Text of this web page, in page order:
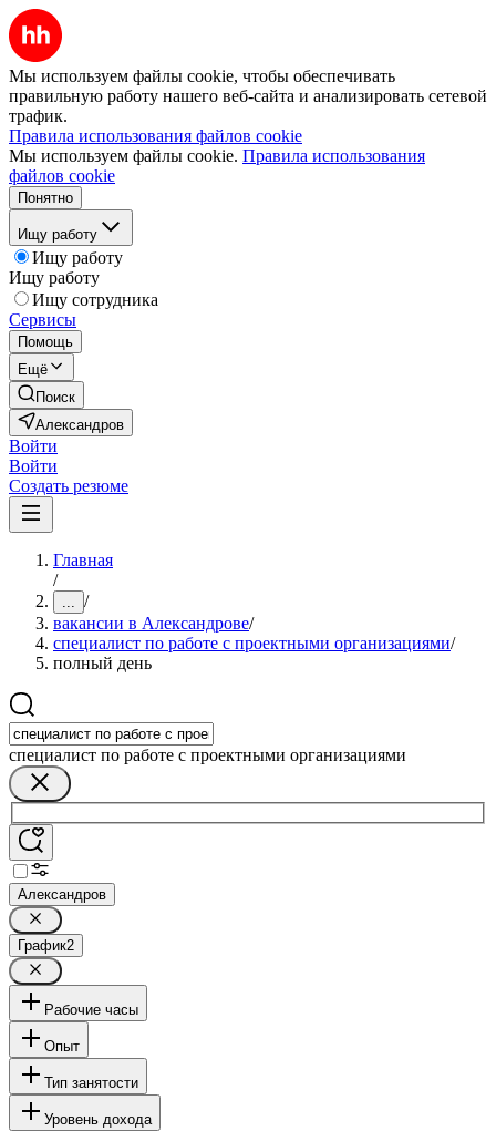
Мы используем файлы cookie, чтобы обеспечивать
правильную работу нашего веб-сайта и анализировать сетевой
трафик.
Правила использования файлов cookie
Мы используем файлы cookie. Правила использования
файлов cookie
Понятно
Ищу работу
Ищу работу
Ищу работу
Ищу сотрудника
Сервисы
Помощь
Ещё
Поиск
Александров
Войти
Войти
Создать резюме
Главная
/
... /
вакансии в Александрове/
специалист по работе с проектными организациями/
полный день
специалист по работе с проектными организациями
Александров
График2
Рабочие часы
Опыт
Тип занятости
Уровень дохода